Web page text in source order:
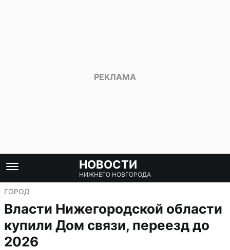
НОВОСТИ
НИЖНЕГО НОВГОРОДА
ГОРОД
Власти Нижегородской области
купили Дом связи, переезд до
2026